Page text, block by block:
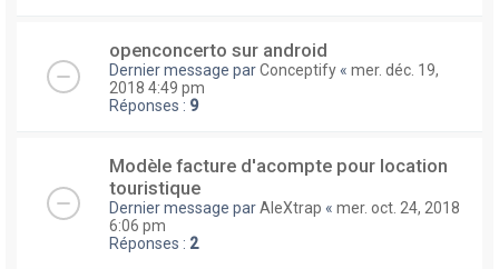
openconcerto sur android
Dernier message parConceptify « mer. déc. 19,
2018 4:49 pm
Réponses : 9
Modèle facture d'acompte pour location
touristique
Dernier message parAleXtrap « mer. oct. 24, 2018
6:06 pm
Réponses : 2